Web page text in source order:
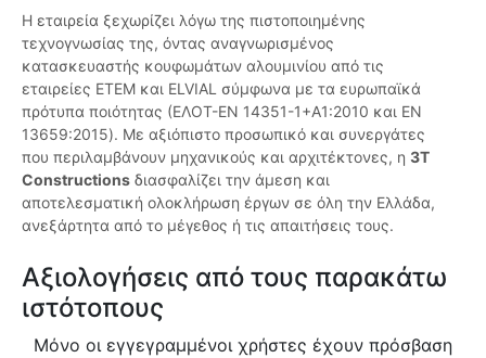
Η εταιρεία ξεχωρίζει λόγω της πιστοποιημένης
τεχνογνωσίας της, όντας αναγνωρισμένος
κατασκευαστής κουφωμάτων αλουμινίου από τις
εταιρείες ETEM και ELVIAL σύμφωνα με τα ευρωπαϊκά
πρότυπα ποιότητας (ΕΛΟΤ-EN 14351-1+A1:2010 και EN
13659:2015). Με αξιόπιστο προσωπικό και συνεργάτες
που περιλαμβάνουν μηχανικούς και αρχιτέκτονες, η 3T
Constructions διασφαλίζει την άμεση και
αποτελεσματική ολοκλήρωση έργων σε όλη την Ελλάδα,
ανεξάρτητα από το μέγεθος ή τις απαιτήσεις τους.
Αξιολογήσεις από τους παρακάτω
ιστότοπους
Μόνο οι εγγεγραμμένοι χρήστες έχουν πρόσβαση